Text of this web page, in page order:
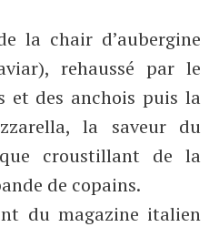
la chair d’aubergine
rehaussé par le
et des anchois puis la
la saveur du
croustillant de la
de copains.
du magazine italien